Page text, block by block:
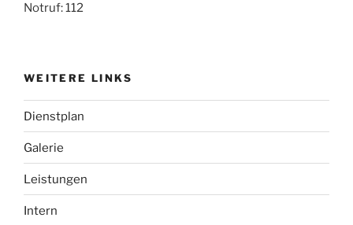
Notruf: 112
WEITERE LINKS
Dienstplan
Galerie
Leistungen
Intern